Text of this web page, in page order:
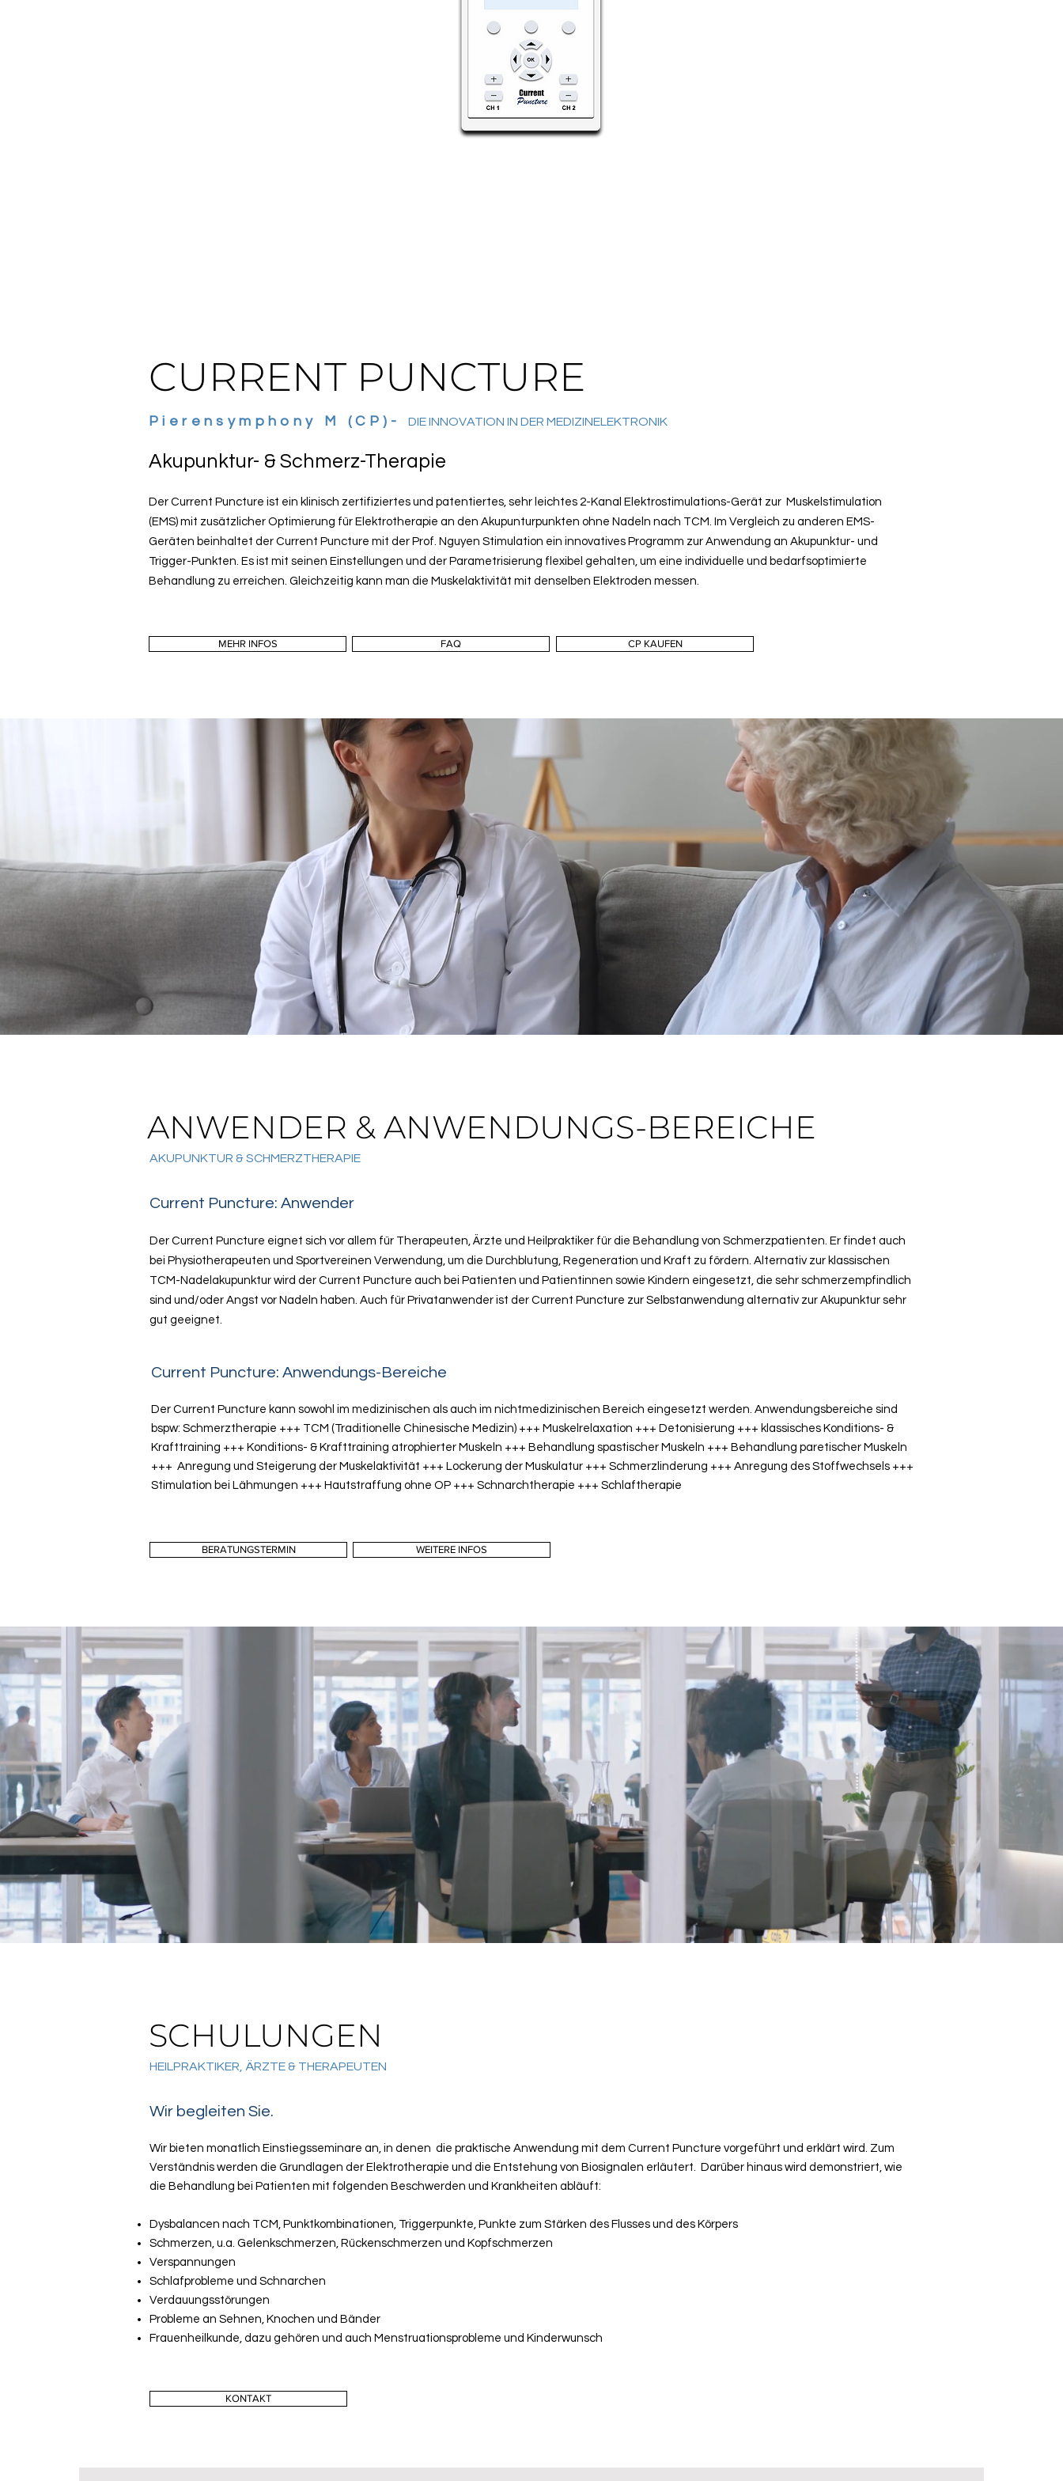
CURRENT PUNCTURE
Pierensymphony M (CP)-DIE INNOVATION IN DER MEDIZINELEKTRONIK
Akupunktur- & Schmerz-Therapie
Der Current Puncture ist ein klinisch zertifiziertes und patentiertes, sehr leichtes 2-Kanal Elektrostimulations-Gerät zur Muskelstimulation
(EMS) mit zusätzlicher Optimierung für Elektrotherapie an den Akupunturpunkten ohne Nadeln nach TCM. I m Vergleich zu anderen EMS-
Geräten beinhaltet der Current Puncture mit der Prof. Nguyen Stimulation ein innovatives Programm zur Anwendung an Akupunktur- und
Trigger-Punkten. Es ist mit seinen Einstellungen und der Parametrisierung flexibel gehalten, um eine individuelle und bedarfsoptimierte
Behandlung zu erreichen. Gleichzeitig kann man die Muskelaktivität mit denselben Elektroden messen.
MEHR INFOS FAQ CP KAUFEN
ANWENDER & ANWENDUNGS-BEREICHE
AKUPUNKTUR & SCHMERZTHERAPIE
Current Puncture: Anwender
Der Current Puncture eignet sich vor allem für Therapeuten, Ärzte und Heilpraktiker für die Behandlung von Schmerzpatienten. Er findet auch
bei Physiotherapeuten und Sportvereinen Verwendung, um die Durchblutung, Regeneration und Kraft zu fördern. Alternativ zur klassischen
TCM-Nadelakupunktur wird der Current Puncture auch bei Patienten und Patientinnen sowie Kindern eingesetzt, die sehr schmerzempfindlich
sind und/oder Angst vor Nadeln haben. Auch für Privatanwender ist der Current Puncture zur Selbstanwendung alternativ zur Akupunktur sehr
gut geeignet.
Current Puncture: Anwendungs-Bereiche
Der Current Puncture kann sowohl im medizinischen als auch im nichtmedizinischen Bereich eingesetzt werden. Anwendungsbereiche sind
bspw: Schmerztherapie +++ TCM (Traditionelle Chinesische Medizin) +++ Muskelrelaxation +++ Detonisierung +++ klassisches Konditions- &
Krafttraining +++ Konditions- & Krafttraining atrophierter Muskeln +++ Behandlung spastischer Muskeln +++ Behandlung paretischer Muskeln
+++ Anregung und Steigerung der Muskelaktivität +++ Lockerung der Muskulatur +++ Schmerzlinderung +++ Anregung des Stoffwechsels +++
Stimulation bei Lähmungen +++ Hautstraffung ohne OP +++ Schnarchtherapie +++ Schlaftherapie
BERATUNGSTERMIN WEITERE INFOS
SCHULUNGEN
HEILPRAKTIKER, ÄRZTE & THERAPEUTEN
Wir begleiten Sie.
Wir bieten monatlich Einstiegsseminare an, in denen die praktische Anwendung mit dem Current Puncture vorgeführt und erklärt wird. Zum
Verständnis werden die Grundlagen der Elektrotherapie und die Entstehung von Biosignalen erläutert. Darüber hinaus wird demonstriert, wie
die Behandlung bei Patienten mit folgenden Beschwerden und Krankheiten abläuft:
Dysbalancen nach TCM, Punktkombinationen, Triggerpunkte, Punkte zum Stärken des Flusses und des Körpers
Schmerzen, u.a. Gelenkschmerzen, Rückenschmerzen und Kopfschmerzen
Verspannungen
Schlafprobleme und Schnarchen
Verdauungsstörungen
Probleme an Sehnen, Knochen und Bänder
Frauenheilkunde, dazu gehören und auch Menstruationsprobleme und Kinderwunsch
KONTAKT